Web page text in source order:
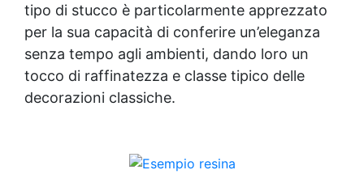
tipo di stucco è particolarmente apprezzato
per la sua capacità di conferire un’eleganza
senza tempo agli ambienti, dando loro un
tocco di raffinatezza e classe tipico delle
decorazioni classiche.